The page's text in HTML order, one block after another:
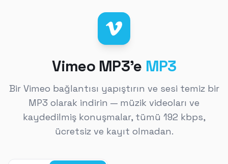
Vimeo MP3'e MP3
Bir Vimeo bağlantısı yapıştırın ve sesi temiz bir
MP3 olarak indirin — müzik videoları ve
kaydedilmiş konuşmalar, tümü 192 kbps,
ücretsiz ve kayıt olmadan.